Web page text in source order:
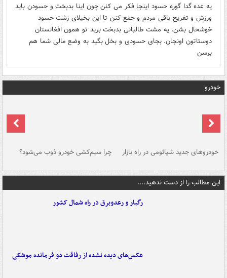
یه عده گدا گوره حسود اینجا فکر می کنن چون اینا بدبخت و حسودن باید
ورزش و تفریح باقی مردم و جمع کنن تا این بخیلای زشت حسود
خوشحال بشن. یه مشت طالبانی بدبخت برید تو همون افغانستان
دوستاتون اونجان. بجای حسودی و بخل بگید به وضع مالی شما هم
برسن
خودرو
خودروهای جدید شیائومی در راه بازار چرا سیم‌کشی خودرو ذوب می‌شود؟
این مطالب را از دست ندهید....
رگبار و رعدوبرق در راه شمال کشور
عکس‌های دیده نشده از رفاقت دو فرمانده‌ موشکی